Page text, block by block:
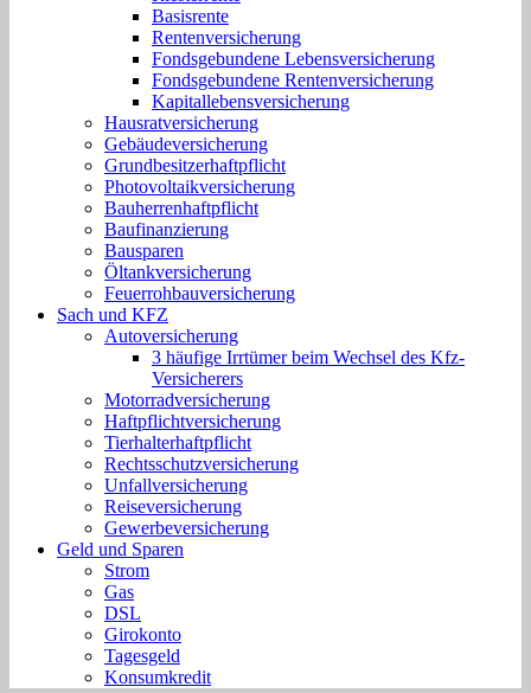
Basisrente
Rentenversicherung
Fondsgebundene Lebensversicherung
Fondsgebundene Rentenversicherung
Kapitallebensversicherung
Hausratversicherung
Gebäudeversicherung
Grundbesitzerhaftpflicht
Photovoltaikversicherung
Bauherrenhaftpflicht
Baufinanzierung
Bausparen
Öltankversicherung
Feuerrohbauversicherung
Sach und KFZ
Autoversicherung
3 häufige Irrtümer beim Wechsel des Kfz-
Versicherers
Motorradversicherung
Haftpflichtversicherung
Tierhalterhaftpflicht
Rechtsschutzversicherung
Unfallversicherung
Reiseversicherung
Gewerbeversicherung
Geld und Sparen
Strom
Gas
DSL
Girokonto
Tagesgeld
Konsumkredit